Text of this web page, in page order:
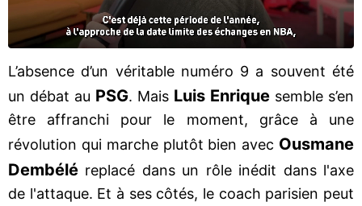
L’absence d’un véritable numéro 9 a souvent été
un débat au PSG. Mais Luis Enrique semble s’en
être affranchi pour le moment, grâce à une
révolution qui marche plutôt bien avec Ousmane
Dembélé replacé dans un rôle inédit dans l'axe
de l'attaque. Et à ses côtés, le coach parisien peut